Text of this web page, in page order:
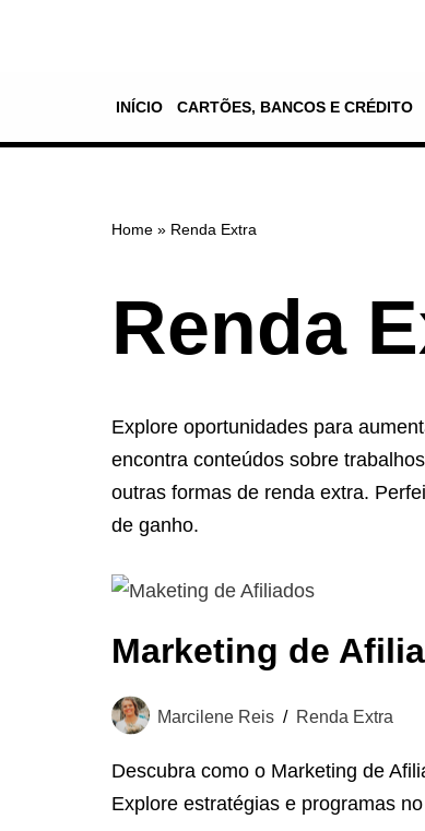
INÍCIO CARTÕES, BANCOS E CRÉDITO
Home » Renda Extra
Renda
Explore oportunidades para
encontra conteúdos sobre
outras formas de renda extra.
de ganho.
Marketing de
Marcilene Reis Renda Extra
Descubra como o Marketing de
Explore estratégias e programas